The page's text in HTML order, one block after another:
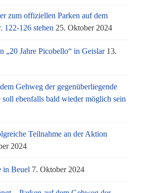
zum offiziellen Parken auf dem
122-126 stehen 25. Oktober 2024
„20 Jahre Picobello“ in Geislar 13.
Gehweg der gegenüberliegende
soll ebenfalls bald wieder möglich sein
Teilnahme an der Aktion
2024
in Beuel 7. Oktober 2024